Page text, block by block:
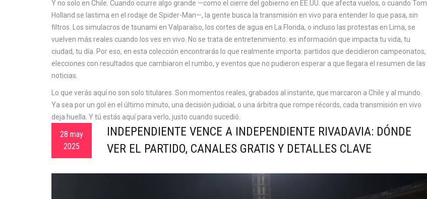
Y no solo en Chile. Cuando ocurre algo grande —como el cierre del gobierno en EE.UU. que afecta vuelos, o cuando Tom
Holland se lastima en el rodaje de Spider-Man—, la gente busca la transmisión en vivo para entender lo que pasa, sin
filtros. Los simulacros de tsunami en Valparaíso, los cortes de agua en La Florida, o incluso las protestas en Lima, se
vuelven más reales cuando los ves en vivo. No se trata de entretenimiento: es información que impacta tu vida, tu
ciudad, tu día. Por eso, en esta colección encontrarás lo que realmente importa: partidos que decidieron campeonatos,
elecciones con resultados que cambiaron el rumbo, y eventos que no pudieron esperar a que llegara el resumen de las
noticias.
Lo que verás aquí no son solo titulares. Son momentos reales, grabados al instante, que marcaron a Chile y al mundo.
Ya sea por un gol en el último minuto, una decisión judicial, o una árbitra que rompe récords, cada transmisión en vivo
deja huella. Y tú estás aquí para verlo, justo cuando sucedió.
28 may
2025
INDEPENDIENTE VENCE A INDEPENDIENTE RIVADAVIA: DÓNDE
VER EL PARTIDO, CANALES GRATIS Y DETALLES CLAVE